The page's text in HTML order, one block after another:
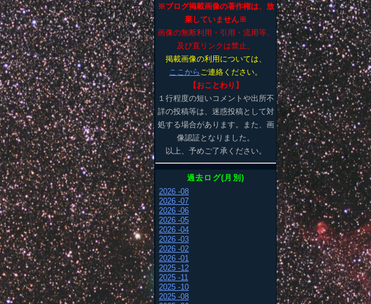
※ブログ掲載画像の著作権は、放
棄していません※
画像の無断利用・引用・流用等、
及び直リンクは禁止。
掲載画像の利用については、
ここから ご連絡ください。
【おことわり】
１行程度の短いコメントや出所不
詳の投稿等は、迷惑投稿として対
処する場合があります。また、画
像認証となりました。
以上、予めご了承ください。
過去ログ(月別)
2026 -08
2026 -07
2026 -06
2026 -05
2026 -04
2026 -03
2026 -02
2026 -01
2025 -12
2025 -11
2025 -10
2025 -08